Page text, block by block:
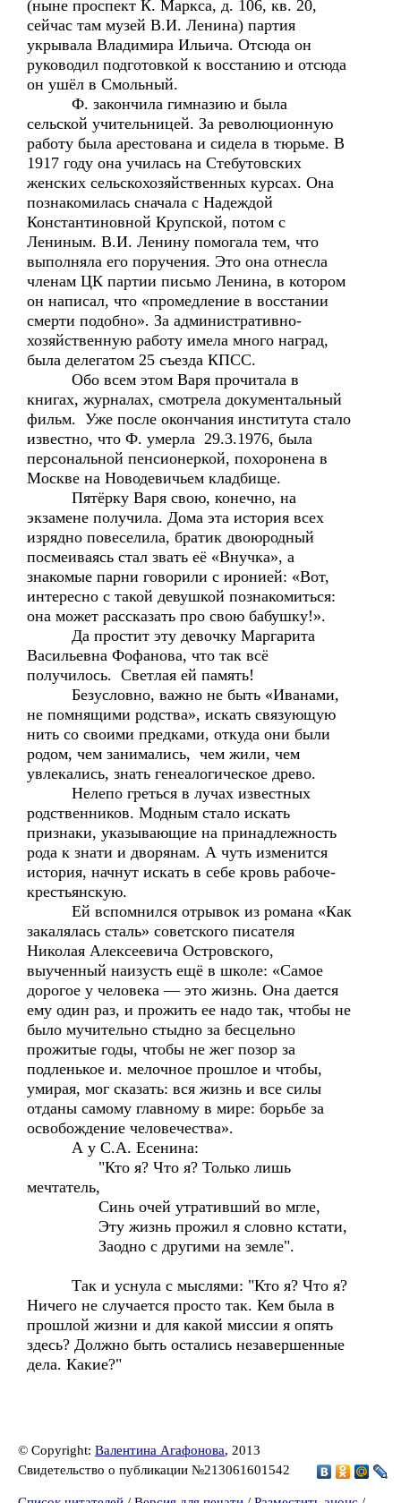
(ныне проспект К. Маркса, д. 106, кв. 20,
сейчас там музей В.И. Ленина) партия
укрывала Владимира Ильича. Отсюда он
руководил подготовкой к восстанию и отсюда
он ушёл в Смольный.
Ф. закончила гимназию и была
сельской учительницей. За революционную
работу была арестована и сидела в тюрьме. В
1917 году она училась на Стебутовских
женских сельскохозяйственных курсах. Она
познакомилась сначала с Надеждой
Константиновной Крупской, потом с
Лениным. В.И. Ленину помогала тем, что
выполняла его поручения. Это она отнесла
членам ЦК партии письмо Ленина, в котором
он написал, что «промедление в восстании
смерти подобно». За административно-
хозяйственную работу имела много наград,
была делегатом 25 съезда КПСС.
Обо всем этом Варя прочитала в
книгах, журналах, смотрела документальный
фильм. Уже после окончания института стало
известно, что Ф. умерла 29.3.1976, была
персональной пенсионеркой, похоронена в
Москве на Новодевичьем кладбище.
Пятёрку Варя свою, конечно, на
экзамене получила. Дома эта история всех
изрядно повеселила, братик двоюродный
посмеиваясь стал звать её «Внучка», а
знакомые парни говорили с иронией: «Вот,
интересно с такой девушкой познакомиться:
она может рассказать про свою бабушку!».
Да простит эту девочку Маргарита
Васильевна Фофанова, что так всё
получилось. Светлая ей память!
Безусловно, важно не быть «Иванами,
не помнящими родства», искать связующую
нить со своими предками, откуда они были
родом, чем занимались, чем жили, чем
увлекались, знать генеалогическое древо.
Нелепо греться в лучах известных
родственников. Модным стало искать
признаки, указывающие на принадлежность
рода к знати и дворянам. А чуть изменится
история, начнут искать в себе кровь рабоче-
крестьянскую.
Ей вспомнился отрывок из романа «Как
закалялась сталь» советского писателя
Николая Алексеевича Островского,
выученный наизусть ещё в школе: «Самое
дорогое у человека — это жизнь. Она дается
ему один раз, и прожить ее надо так, чтобы не
было мучительно стыдно за бесцельно
прожитые годы, чтобы не жег позор за
подленькое и. мелочное прошлое и чтобы,
умирая, мог сказать: вся жизнь и все силы
отданы самому главному в мире: борьбе за
освобождение человечества».
А у С.А. Есенина:
"Кто я? Что я? Только лишь
мечтатель,
Синь очей утративший во мгле,
Эту жизнь прожил я словно кстати,
Заодно с другими на земле".
Так и уснула с мыслями: "Кто я? Что я?
Ничего не случается просто так. Кем была в
прошлой жизни и для какой миссии я опять
здесь? Должно быть остались незавершенные
дела. Какие?"
© Copyright: Валентина Агафонова, 2013
Свидетельство о публикации №213061601542